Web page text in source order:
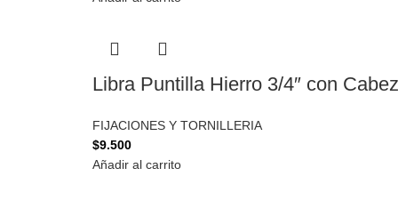
Libra Puntilla Hierro 3/4″ con
FIJACIONES Y TORNILLERIA
$9.500
Añadir al carrito